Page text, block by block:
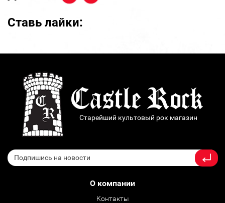
Ставь лайки:
Старейший культовый рок магазин
О компании
Контакты